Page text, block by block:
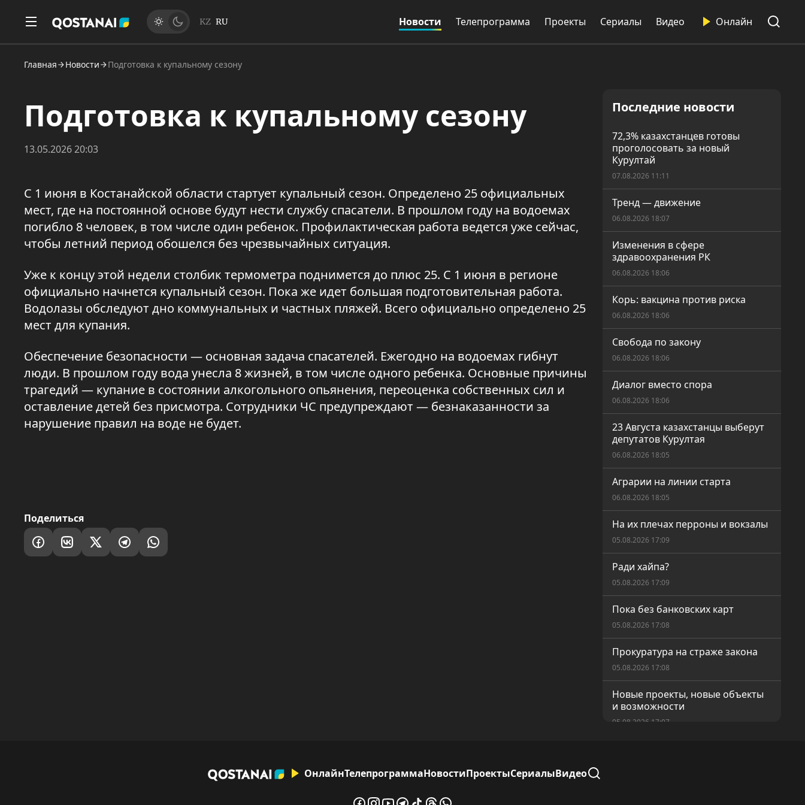
KZ RU Новости Телепрограмма Проекты Сериалы Видео Онлайн
Главная Новости Подготовка к купальному сезону
Подготовка к купальному сезону
13.05.2026 20:03
С 1 июня в Костанайской области стартует купальный сезон. Определено 25 официальных
мест, где на постоянной основе будут нести службу спасатели. В прошлом году на водоемах
погибло 8 человек, в том числе один ребенок. Профилактическая работа ведется уже сейчас,
чтобы летний период обошелся без чрезвычайных ситуация.
Уже к концу этой недели столбик термометра поднимется до плюс 25. С 1 июня в регионе
официально начнется купальный сезон. Пока же идет большая подготовительная работа.
Водолазы обследуют дно коммунальных и частных пляжей. Всего официально определено 25
мест для купания.
Обеспечение безопасности — основная задача спасателей. Ежегодно на водоемах гибнут
люди. В прошлом году вода унесла 8 жизней, в том числе одного ребенка. Основные причины
трагедий — купание в состоянии алкогольного опьянения, переоценка собственных сил и
оставление детей без присмотра. Сотрудники ЧС предупреждают — безнаказанности за
нарушение правил на воде не будет.
Поделиться
Последние новости
72,3% казахстанцев готовы
проголосовать за новый
Курултай
07.08.2026 11:11
Тренд — движение
06.08.2026 18:07
Изменения в сфере
здравоохранения РК
06.08.2026 18:06
Корь: вакцина против риска
06.08.2026 18:06
Свобода по закону
06.08.2026 18:06
Диалог вместо спора
06.08.2026 18:06
23 Августа казахстанцы выберут
депутатов Курултая
06.08.2026 18:05
Аграрии на линии старта
06.08.2026 18:05
На их плечах перроны и вокзалы
05.08.2026 17:09
Ради хайпа?
05.08.2026 17:09
Пока без банковских карт
05.08.2026 17:08
Прокуратура на страже закона
05.08.2026 17:08
Новые проекты, новые объекты
и возможности
05.08.2026 17:07
ОнлайнТелепрограммаНовостиПроектыСериалыВидео